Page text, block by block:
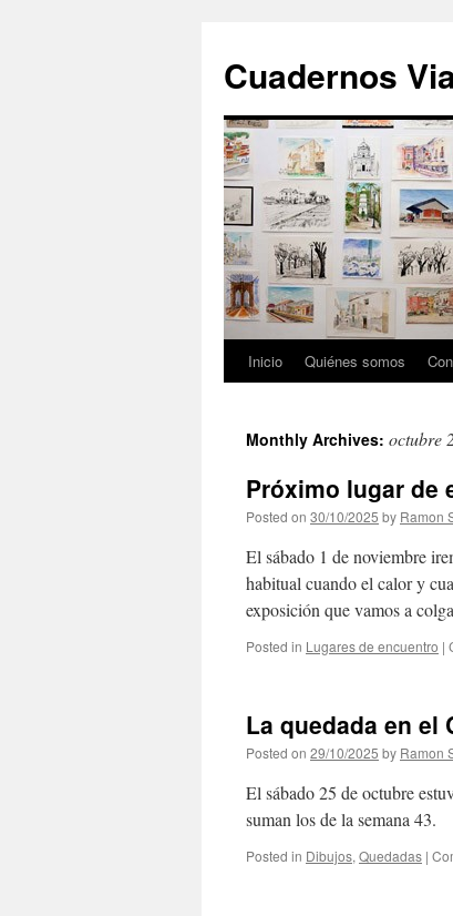
Cuadernos
Skip
content
Inicio Quiénes somos
Monthly Archives: octubre
Próximo lugar de
Posted on 30/10/2025 by Ramon
El sábado 1 de noviembre
habitual cuando el calor y
exposición que vamos a
Posted in Lugares de encuentro |
La quedada en el
Posted on 29/10/2025 by Ramon
El sábado 25 de octubre
suman los de la semana 43.
Posted in Dibujos, Quedadas |